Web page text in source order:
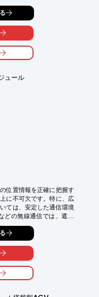
ートを無線化すること
帯の電波回折性によ
を実現し、荷物の位置情
データ収集
ュール
位置情報を正確に把握す
に不可欠です。特に、広
ては、安定した通信環境
どの無線通信では、遮蔽
クがありますが、当社の
信 無線モジュールは、
害物を回り込み、見通し
す。最大6系統の接点情
置情報管理を可能にしま
送ルートの効率化、緊急